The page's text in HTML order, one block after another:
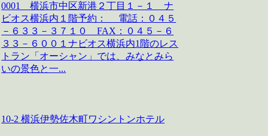
0001 横浜市中区新港２丁目１－１ ナ
ビオス横浜内１階予約： 電話：０４５
－６３３－３７１０ FAX：０４５－６
３３－６００１ナビオス横浜内1階のレス
トラン「オーシャン」では、みなとみら
いの景色と一...
10-2 横浜伊勢佐木町ワシントンホテル